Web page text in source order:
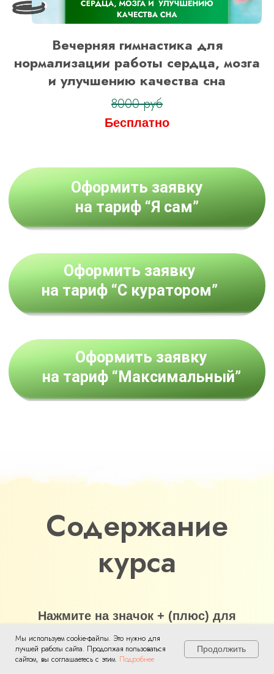
Вечерняя гимнастика для
нормализации работы сердца, мозга
и улучшению качества сна
8000 руб
Бесплатно
Содержание
курса
Нажмите на значок + (плюс) для
подробного описания
Мы используем cookie-файлы. Это нужно для
лучшей работы сайта. Продолжая пользоваться
сайтом, вы соглашаетесь с этим. Подробнее
Продолжить